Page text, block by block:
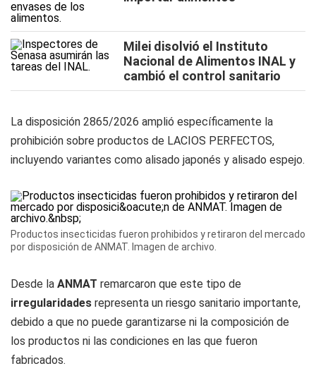
Milei disolvió el Instituto
Nacional de Alimentos INAL y
cambió el control sanitario
La disposición 2865/2026 amplió específicamente la
prohibición sobre productos de LACIOS PERFECTOS,
incluyendo variantes como alisado japonés y alisado espejo.
Productos insecticidas fueron prohibidos y retiraron del mercado
por disposición de ANMAT. Imagen de archivo.
Desde la ANMAT remarcaron que este tipo de
irregularidades representa un riesgo sanitario importante,
debido a que no puede garantizarse ni la composición de
los productos ni las condiciones en las que fueron
fabricados.